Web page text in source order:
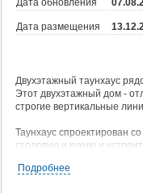
Дата обновления
Дата размещения
Двухэтажный таунхаус
Этот двухэтажный дом -
строгие вертикальные
Таунхаус спроектирован
столовую и кухню и
Подробнее